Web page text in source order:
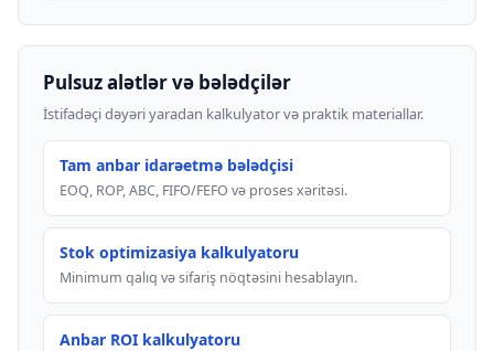
Pulsuz alətlər və bələdçilər
İstifadəçi dəyəri yaradan kalkulyator və praktik materiallar.
Tam anbar idarəetmə bələdçisi
EOQ, ROP, ABC, FIFO/FEFO və proses xəritəsi.
Stok optimizasiya kalkulyatoru
Minimum qalıq və sifariş nöqtəsini hesablayın.
Anbar ROI kalkulyatoru